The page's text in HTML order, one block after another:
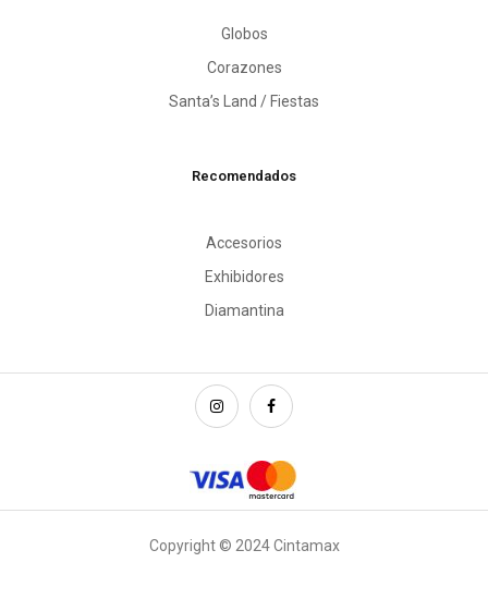
Globos
Corazones
Santa’s Land / Fiestas
Recomendados
Accesorios
Exhibidores
Diamantina
Copyright © 2024 Cintamax